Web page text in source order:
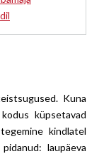
Kuna
küpsetavad
kindlatel
laupäeva